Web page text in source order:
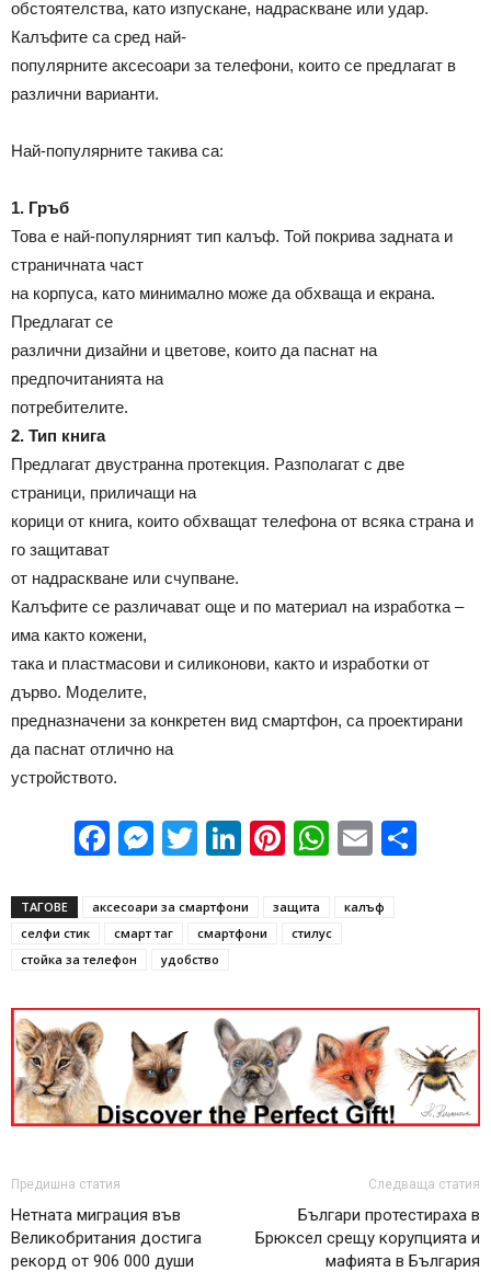
обстоятелства, като изпускане, надраскване или удар.
Калъфите са сред най-
популярните аксесоари за телефони, които се предлагат в
различни варианти.
Най-популярните такива са:
1. Гръб
Това е най-популярният тип калъф. Той покрива задната и
страничната част
на корпуса, като минимално може да обхваща и екрана.
Предлагат се
различни дизайни и цветове, които да паснат на
предпочитанията на
потребителите.
2. Тип книга
Предлагат двустранна протекция. Разполагат с две
страници, приличащи на
корици от книга, които обхващат телефона от всяка страна и
го защитават
от надраскване или счупване.
Калъфите се различават още и по материал на изработка –
има както кожени,
така и пластмасови и силиконови, както и изработки от
дърво. Моделите,
предназначени за конкретен вид смартфон, са проектирани
да паснат отлично на
устройството.
Facebook
Messenger
Twitter
LinkedIn
Pinterest
WhatsApp
Email
ТАГОВЕ аксесоари за смартфони защита
калъф
селфи стик
смарт таг смартфони
стилус
стойка за телефон
удобство
Предишна статия
Нетната миграция във
Великобритания достига
рекорд от 906 000 души
Следваща статия
Българи протестираха в
Брюксел срещу корупцията и
мафията в България